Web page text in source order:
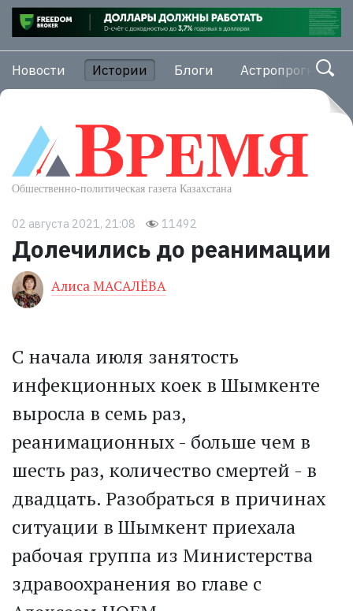
Новости Истории Блоги Астропрогноз
02 августа 2021, 21:08 11492
Долечились до реанимации
Алиса МАСАЛЁВА
С начала июля занятость
инфекционных коек в Шымкенте
выросла в семь раз,
реанимационных - больше чем в
шесть раз, количество смертей - в
двадцать. Разобраться в причинах
ситуации в Шымкент приехала
рабочая группа из Министерства
здравоохранения во главе с